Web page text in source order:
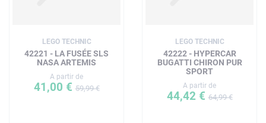
LEGO TECHNIC
42221 - LA FUSÉE SLS
NASA ARTEMIS
A partir de
41,00 €59,99 €
LEGO TECHNIC
42222 - HYPERCAR
BUGATTI CHIRON PUR
SPORT
A partir de
44,42 €64,99 €